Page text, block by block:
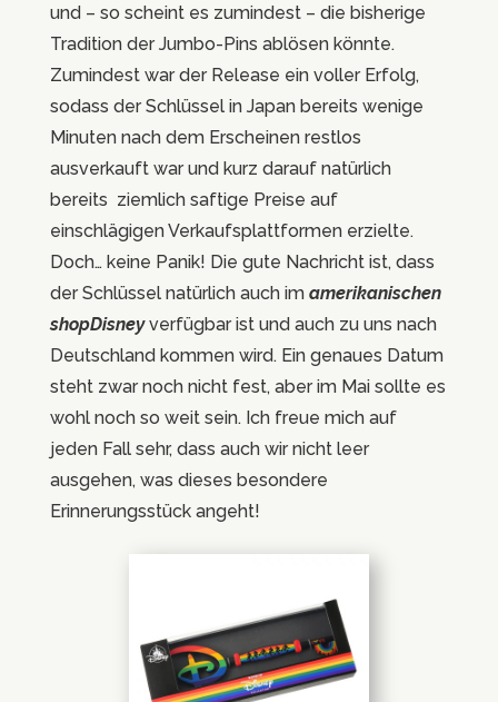
und – so scheint es zumindest – die bisherige
Tradition der Jumbo-Pins ablösen könnte.
Zumindest war der Release ein voller Erfolg,
sodass der Schlüssel in Japan bereits wenige
Minuten nach dem Erscheinen restlos
ausverkauft war und kurz darauf natürlich
bereits ziemlich saftige Preise auf
einschlägigen Verkaufsplattformen erzielte.
Doch… keine Panik! Die gute Nachricht ist, dass
der Schlüssel natürlich auch im amerikanischen
shopDisneyverfügbar ist und auch zu uns nach
Deutschland kommen wird. Ein genaues Datum
steht zwar noch nicht fest, aber im Mai sollte es
wohl noch so weit sein. Ich freue mich auf
jeden Fall sehr, dass auch wir nicht leer
ausgehen, was dieses besondere
Erinnerungsstück angeht!